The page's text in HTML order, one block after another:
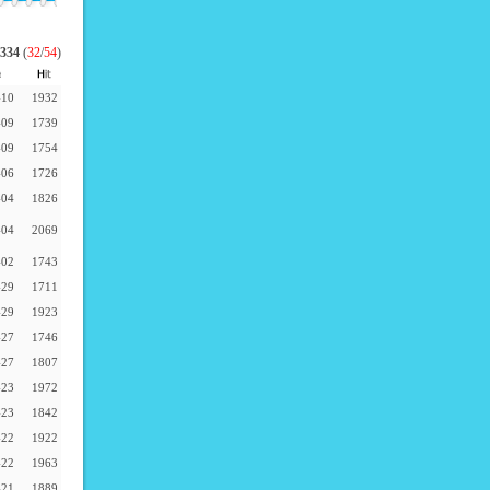
(32/54)
1932
1739
1754
1726
1826
2069
1743
1711
1923
1746
1807
1972
1842
1922
1963